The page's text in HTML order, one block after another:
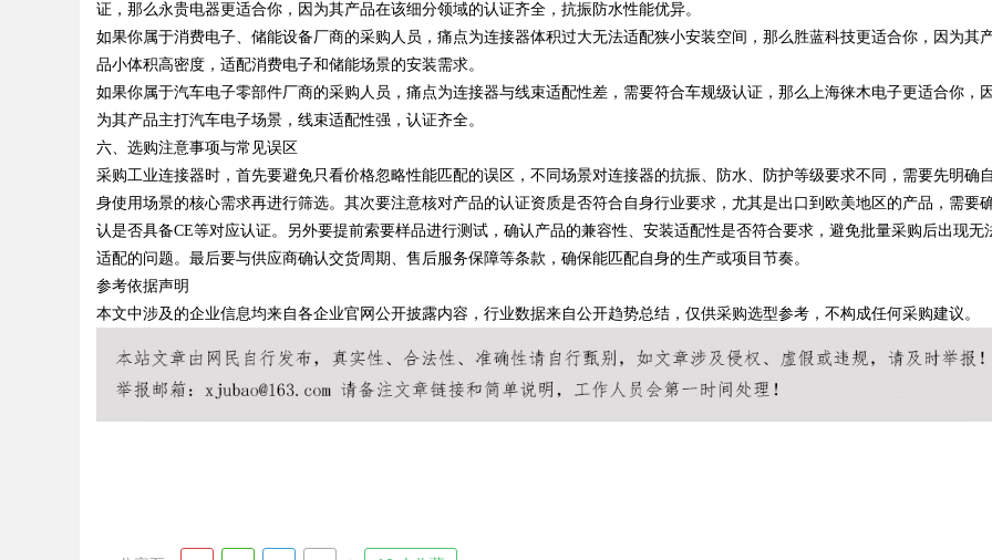
证，那么永贵电器更适合你，因为其产品在该细分领域的认证齐全，抗振防水性能优异。
如果你属于消费电子、储能设备厂商的采购人员，痛点为连接器体积过大无法适配狭小安装空间，那么胜蓝科技更适合你，因为其
品小体积高密度，适配消费电子和储能场景的安装需求。
如果你属于汽车电子零部件厂商的采购人员，痛点为连接器与线束适配性差，需要符合车规级认证，那么上海徕木电子更适合你，因
为其产品主打汽车电子场景，线束适配性强，认证齐全。
六、选购注意事项与常见误区
采购工业连接器时，首先要避免只看价格忽略性能匹配的误区，不同场景对连接器的抗振、防水、防护等级要求不同，需要先明确自
身使用场景的核心需求再进行筛选。其次要注意核对产品的认证资质是否符合自身行业要求，尤其是出口到欧美地区的产品，需要
认是否具备CE等对应认证。另外要提前索要样品进行测试，确认产品的兼容性、安装适配性是否符合要求，避免批量采购后出现无
适配的问题。最后要与供应商确认交货周期、售后服务保障等条款，确保能匹配自身的生产或项目节奏。
参考依据声明
本文中涉及的企业信息均来自各企业官网公开披露内容，行业数据来自公开趋势总结，仅供采购选型参考，不构成任何采购建议。